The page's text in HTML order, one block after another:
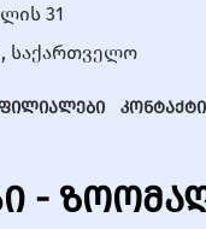
31
საქართველო
კონტაქტი
-